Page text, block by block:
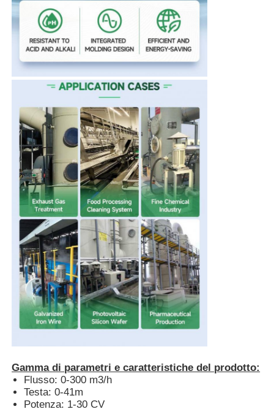
Contattaci
notizie
Tutti i casi
Richiedere un preventivo
Pompa di innesco di auto
Pompa magnetica
Pompa verticale
Pompa verticale in acciaio inossidabile
Pompa centrifuga chimica
Pompa chimica allineata fluoro
Filtro liquido chimico
Gamma di parametri e caratteristiche del prodotto:
Flusso: 0-300 m3/h
Testa: 0-41m
Potenza: 1-30 CV